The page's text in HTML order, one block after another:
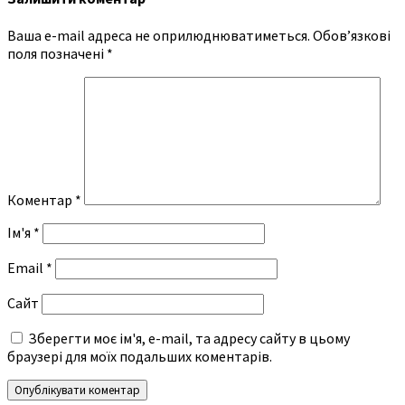
Ваша e-mail адреса не оприлюднюватиметься. Обов’язкові
поля позначені *
Коментар *
Ім'я *
Email *
Сайт
Зберегти моє ім'я, e-mail, та адресу сайту в цьому
браузері для моїх подальших коментарів.